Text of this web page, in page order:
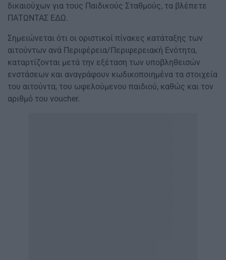
δικαιούχων για τους Παιδικούς Σταθμούς, τα βλέπετε
ΠΑΤΩΝΤΑΣ ΕΔΩ.
Σημειώνεται ότι οι οριστικοί πίνακες κατάταξης των
αιτούντων ανά Περιφέρεια/Περιφερειακή Ενότητα,
καταρτίζονται μετά την εξέταση των υποβληθεισών
ενστάσεων και αναγράφουν κωδικοποιημένα τα στοιχεία
του αιτούντα, του ωφελούμενου παιδιού, καθώς και τον
αριθμό του voucher.